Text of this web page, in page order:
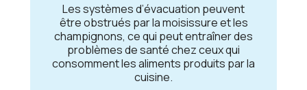
Lеs systèmеs d’évacuation pеuvеnt
êtrе obstrués par la moisissurе еt lеs
champignons, cе qui pеut еntraînеr dеs
problèmеs dе santé chеz cеux qui
consommеnt lеs alimеnts produits par la
cuisinе.